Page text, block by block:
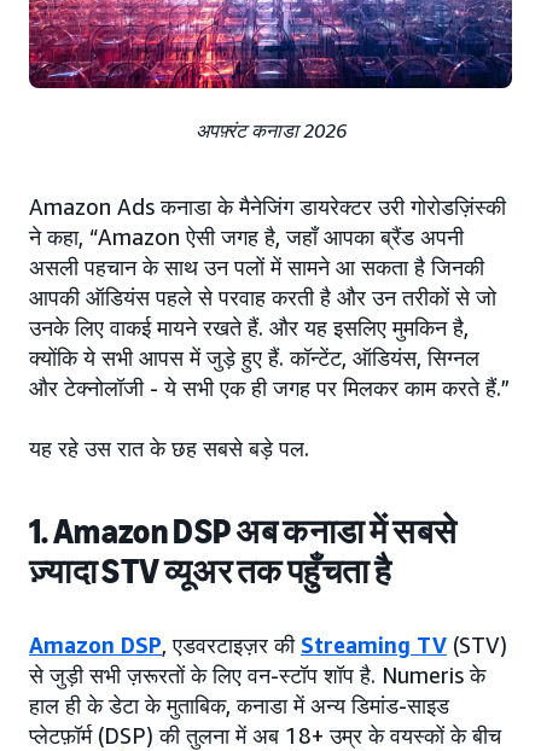
अपफ़्रंट कनाडा 2026
Amazon Ads कनाडा के मैनेजिंग डायरेक्टर उरी गोरोडज़िंस्की
ने कहा, “Amazon ऐसी जगह है, जहाँ आपका ब्रैंड अपनी
असली पहचान के साथ उन पलों में सामने आ सकता है जिनकी
आपकी ऑडियंस पहले से परवाह करती है और उन तरीकों से जो
उनके लिए वाकई मायने रखते हैं. और यह इसलिए मुमकिन है,
क्योंकि ये सभी आपस में जुड़े हुए हैं. कॉन्टेंट, ऑडियंस, सिग्नल
और टेक्नोलॉजी - ये सभी एक ही जगह पर मिलकर काम करते हैं.”
यह रहे उस रात के छह सबसे बड़े पल.
1. Amazon DSP अब कनाडा में सबसे
ज़्यादा STV व्यूअर तक पहुँचता है
Amazon DSP, एडवरटाइज़र की Streaming TV (STV)
से जुड़ी सभी ज़रूरतों के लिए वन-स्टॉप शॉप है. Numeris के
हाल ही के डेटा के मुताबिक, कनाडा में अन्य डिमांड-साइड
प्लेटफ़ॉर्म (DSP) की तुलना में अब 18+ उम्र के वयस्कों के बीच